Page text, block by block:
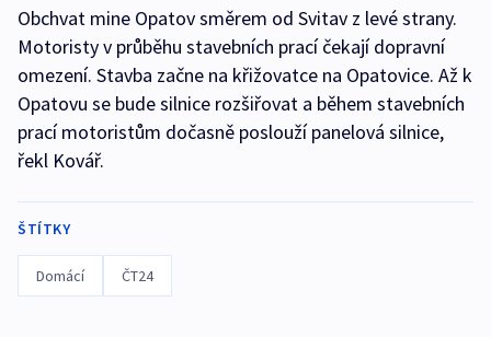
Obchvat mine Opatov směrem od Svitav z levé strany.
Motoristy v průběhu stavebních prací čekají dopravní
omezení. Stavba začne na křižovatce na Opatovice. Až k
Opatovu se bude silnice rozšiřovat a během stavebních
prací motoristům dočasně poslouží panelová silnice,
řekl Kovář.
ŠTÍTKY
Domácí ČT24